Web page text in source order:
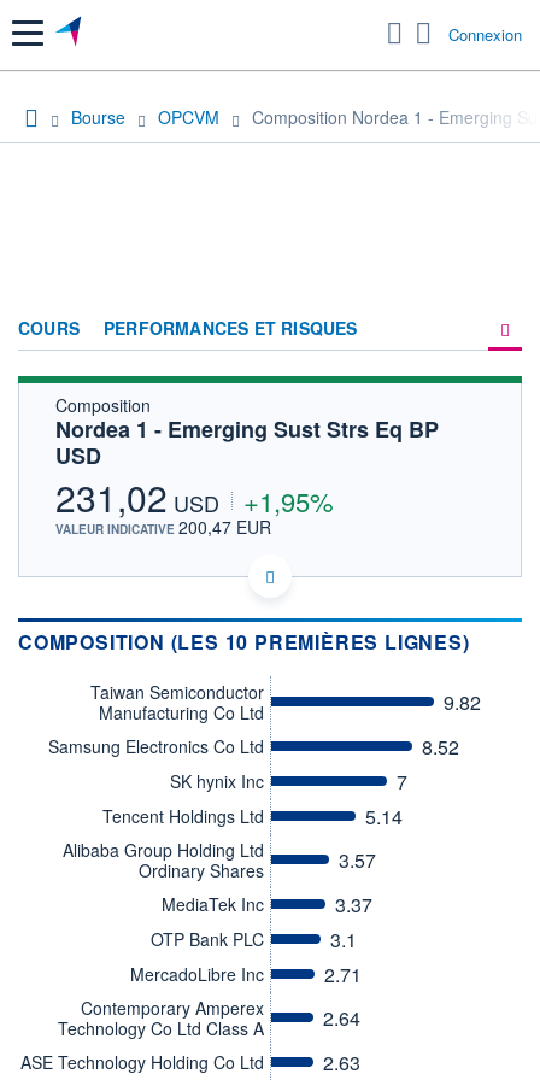
Menu Connexion
Bourse OPCVM Composition Nordea 1 - Emerging
COURS PERFORMANCES ET RISQUES
FORUM
Composition
Nordea 1 - Emerging Sust Strs Eq BP
USD
231,02 USD +1,95%
VALEUR INDICATIVE 200,47 EUR
LU0602539602 - Nordea Investment Funds SA
Consulter le prospectus / DIC
04/12 09/04
CATÉGORIE MORNINGSTAR
Actions Marchés
FONDS PARTENAIRES
TARIFS PRIVILÉGIÉS 0%
ÉLIGIBILITÉ
PEA PEA-PME BOURSOVIE LUX
BOURSOVIE
CTO BUSINESS
COMPOSITION (LES 10 PREMIÈRES LIGNES)
Taiwan Semiconductor
Manufacturing Co Ltd
9.82
Samsung Electronics Co Ltd 8.52
SK hynix Inc 7
Tencent Holdings Ltd 5.14
Alibaba Group Holding Ltd
Ordinary Shares
3.57
MediaTek Inc 3.37
OTP Bank PLC 3.1
MercadoLibre Inc 2.71
Contemporary Amperex
Technology Co Ltd Class A
2.64
ASE Technology Holding Co Ltd 2.63